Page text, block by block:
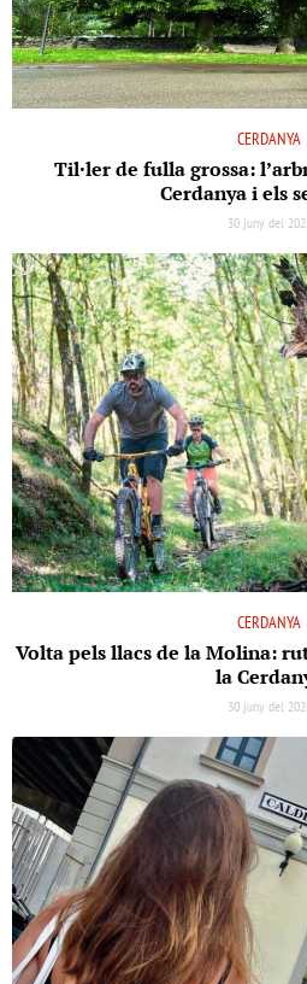
CERDANYA
Til·ler de fulla grossa:
Cerdanya i els
30 juny del
CERDANYA
Volta pels llacs de la Molina:
la
30 juny del